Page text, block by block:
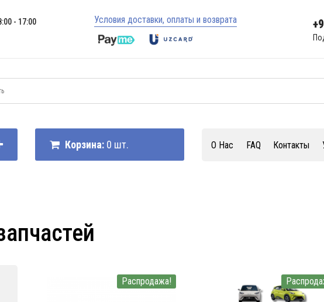
- 17:00
Условия доставки, оплаты и возврата
Корзина: 0 шт. О Нас FAQ Контакты
Распродажа!